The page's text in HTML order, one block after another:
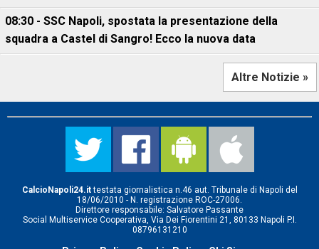
08:30 - SSC Napoli, spostata la presentazione della
squadra a Castel di Sangro! Ecco la nuova data
Altre Notizie »
CalcioNapoli24.ittestata giornalistica n.46 aut. Tribunale di Napoli del
18/06/2010 - N. registrazione ROC-27006.
Direttore responsabile: Salvatore Passante
Social Multiservice Cooperativa, Via Dei Fiorentini 21, 80133 Napoli P.I.
08796131210